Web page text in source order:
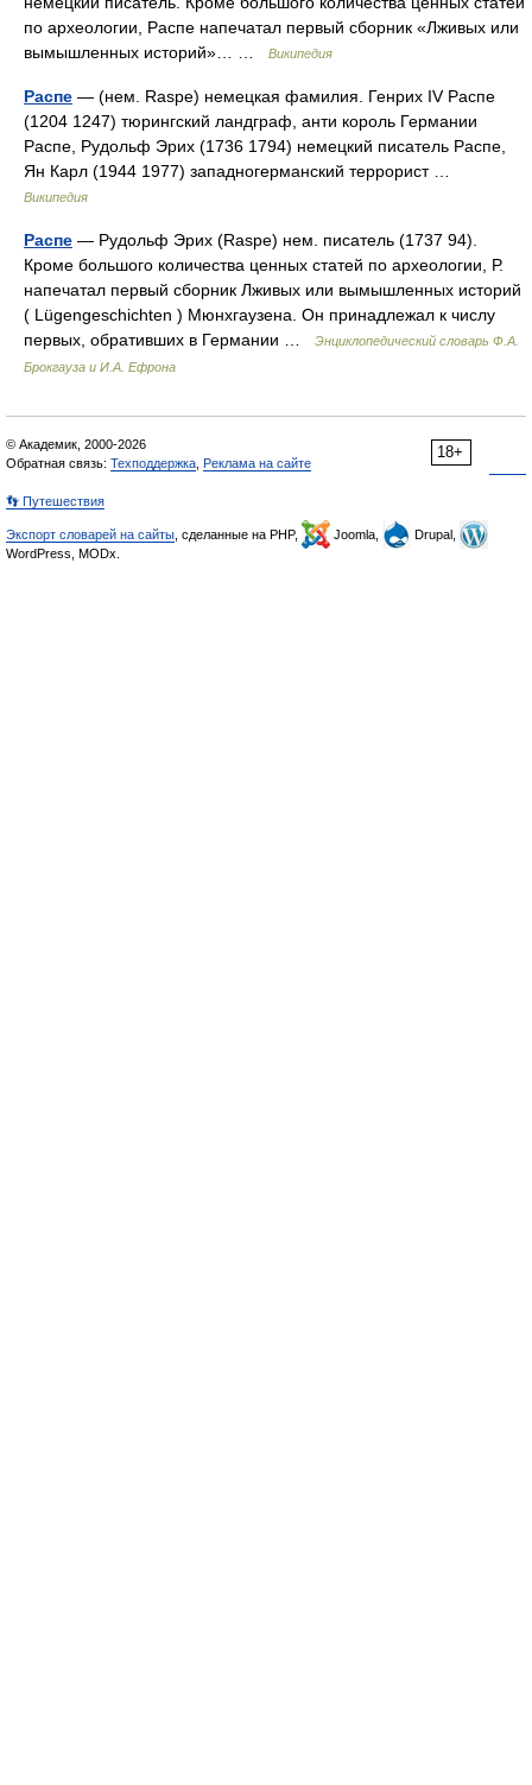
по археологии, Распе напечатал первый сборник «Лживых или
вымышленных историй»… …
Википедия
Распе — (нем. Raspe) немецкая фамилия. Генрих IV Распе
(1204 1247) тюрингский ландграф, анти король Германии
Распе, Рудольф Эрих (1736 1794) немецкий писатель Распе,
Ян Карл (1944 1977) западногерманский террорист …
Википедия
Распе — Рудольф Эрих (Raspe) нем. писатель (1737 94).
Кроме большого количества ценных статей по археологии, Р.
напечатал первый сборник Лживых или вымышленных историй
( Lügengeschichten ) Мюнхгаузена. Он принадлежал к числу
первых, обративших в Германии …
Энциклопедический словарь Ф.А.
Брокгауза и И.А. Ефрона
18+
© Академик, 2000-2026
Обратная связь: Техподдержка Реклама на сайте
👣 Путешествия
Экспорт словарей на сайты , сделанные на PHP, Joomla,
Drupal,
WordPress, MODx.